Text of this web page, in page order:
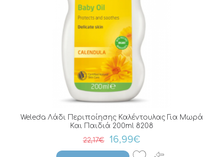
Weleda Λάδι Περιποίησης Καλέντουλας Για Μωρά
Και Παιδιά 200ml 8208
22,17€
16,99€